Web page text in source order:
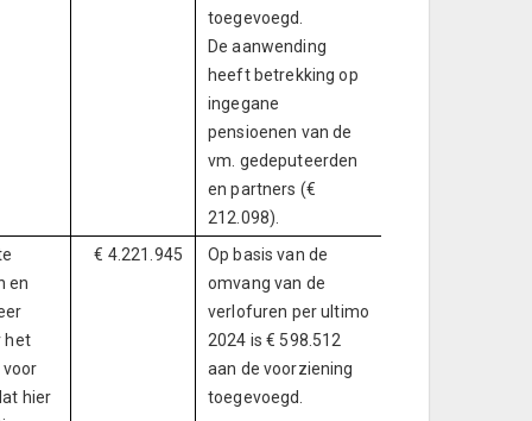
toegevoegd.
De aanwending
heeft betrekking op
ingegane
pensioenen van de
vm. gedeputeerden
en partners (€
212.098).
en
het
hier
€ 4.221.945
Op basis van de
omvang van de
verlofuren per ultimo
2024 is € 598.512
aan de voorziening
toegevoegd.